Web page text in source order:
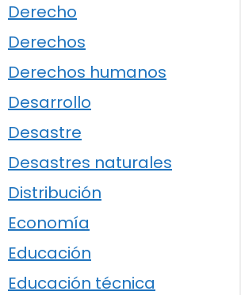
Derecho
Derechos
Derechos humanos
Desarrollo
Desastre
Desastres naturales
Distribución
Economía
Educación
Educación técnica